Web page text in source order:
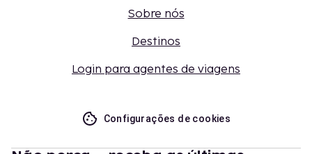
Sobre nós
Destinos
Login para agentes de viagens
Configurações de cookies